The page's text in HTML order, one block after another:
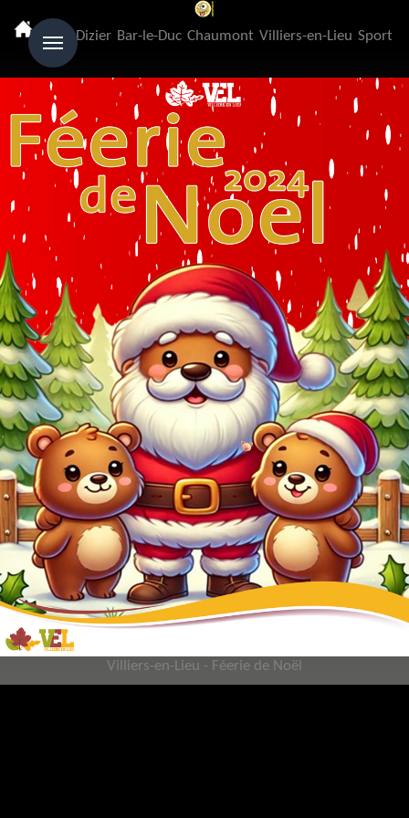
Saint-Dizier Bar-le-Duc Chaumont Villiers-en-Lieu Sport
Menu
Villiers-en-Lieu - Féerie de Noël